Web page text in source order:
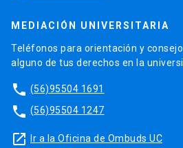
MEDIACIÓN UNIVERSITARIA
Teléfonos para orientación y
alguno de tus derechos en la
phone (56)95504 1691
phone (56)95504 1247
launch Ir a la Oficina de Ombuds UC